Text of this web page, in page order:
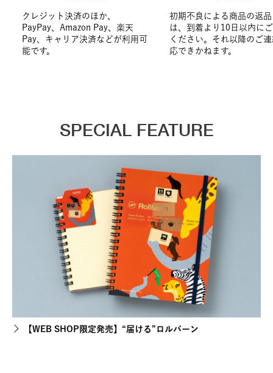
クレジット決済のほか、
PayPay、Amazon Pay、楽天
Pay、キャリア決済などが利用可
能です。
初期不良による商品の返
は、到着より10日以内に
ください。それ以降のご
応できかねます。
SPECIAL FEATURE
【WEB SHOP限定発売】“届ける”ロルバーン